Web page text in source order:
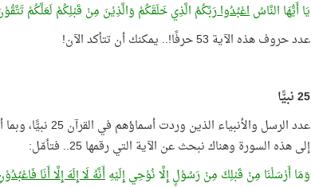
يَا أَيُّهَا النَّاسُاعْبُدُوارَبَّكُمُ الَّذِي خَلَقَكُمْ وَالَّذِيْنَ مِنْ قَبْلِكُمْ لَعَلَّكُمْ
عدد حروف هذه الآية 53 حرفًا!.. يمكنك أن تتأكد الآن!
25 نبيًّا
عدد الرسل
إلى هذه السورة وهناك نبحث عن الآية التي رقمها 25.. فتأمّل:
وَمَا أَرْسَلْنَا مِنْ قَبْلِكَ مِنْ رَسُوْلٍ إِلَّا نُوْحِي إِلَيْهِأَنَّهُ لَا إِلَهَ إِلَّا أَنَا